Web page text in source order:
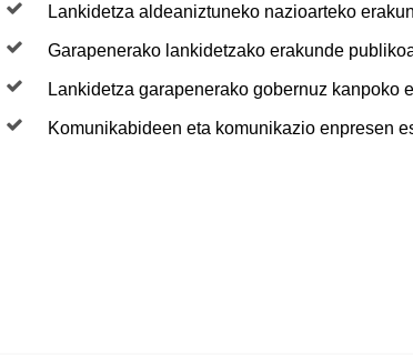
Lankidetza aldeaniztuneko nazioarteko
Garapenerako lankidetzako erakunde
Lankidetza garapenerako gobernuz kanpoko
Komunikabideen eta komunikazio enpresen